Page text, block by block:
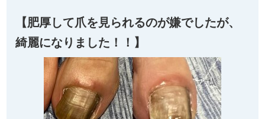
【肥厚して爪を見られるのが嫌でしたが、
綺麗になりました！！】